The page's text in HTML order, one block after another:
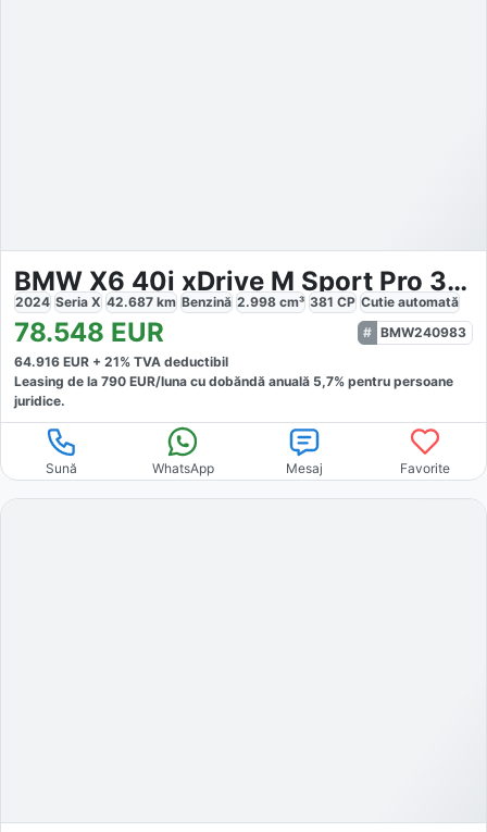
BMW X6 40i xDrive M Sport Pro 360 H&K Panorama
2024 Seria X 42.687 km Benzină 2.998 cm³ 381 CP Cutie automată
78.548 EUR
BMW240983
64.916 EUR + 21% TVA deductibil
Leasing de la 790 EUR/luna cu dobăndă anuală 5,7% pentru persoane
juridice.
Sună WhatsApp Mesaj Favorite